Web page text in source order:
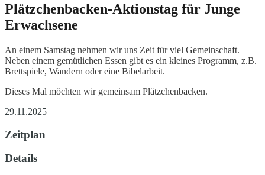
Plätzchenbacken-Aktionstag für Junge
Erwachsene
An einem Samstag nehmen wir uns Zeit für viel Gemeinschaft.
Neben einem gemütlichen Essen gibt es ein kleines Programm, z.B.
Brettspiele, Wandern oder eine Bibelarbeit.
Dieses Mal möchten wir gemeinsam Plätzchenbacken.
29.11.2025
Zeitplan
Details